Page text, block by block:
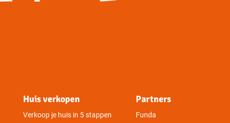
Huis verkopen
Verkoop je huis in 5 stappen
Partners
Funda